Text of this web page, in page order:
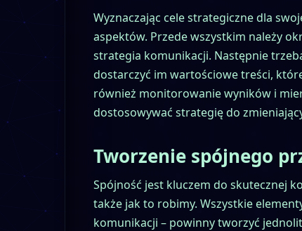
Wyznaczając cele strategiczne dla
aspektów. Przede wszystkim należy
strategia komunikacji. Następnie
dostarczyć im wartościowe treści,
również monitorowanie wyników i
dostosowywać strategię do
Tworzenie spójnego
Spójność jest kluczem do skutecznej
także jak to robimy. Wszystkie
komunikacji – powinny tworzyć